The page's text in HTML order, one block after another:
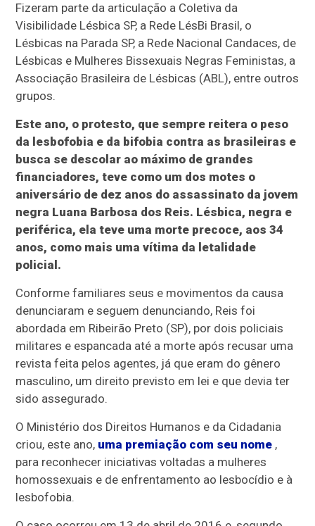
Fizeram parte da articulação a Coletiva da
Visibilidade Lésbica SP, a Rede LésBi Brasil, o
Lésbicas na Parada SP, a Rede Nacional Candaces, de
Lésbicas e Mulheres Bissexuais Negras Feministas, a
Associação Brasileira de Lésbicas (ABL), entre outros
grupos.
Este ano, o protesto, que sempre reitera o peso
da lesbofobia e da bifobia contra as brasileiras e
busca se descolar ao máximo de grandes
financiadores, teve como um dos motes o
aniversário de dez anos do assassinato da jovem
negra Luana Barbosa dos Reis. Lésbica, negra e
periférica, ela teve uma morte precoce, aos 34
anos, como mais uma vítima da letalidade
policial.
Conforme familiares seus e movimentos da causa
denunciaram e seguem denunciando, Reis foi
abordada em Ribeirão Preto (SP), por dois policiais
militares e espancada até a morte após recusar uma
revista feita pelos agentes, já que eram do gênero
masculino, um direito previsto em lei e que devia ter
sido assegurado.
O Ministério dos Direitos Humanos e da Cidadania
criou, este ano, uma premiação com seu nome ,
para reconhecer iniciativas voltadas a mulheres
homossexuais e de enfrentamento ao lesbocídio e à
lesbofobia.